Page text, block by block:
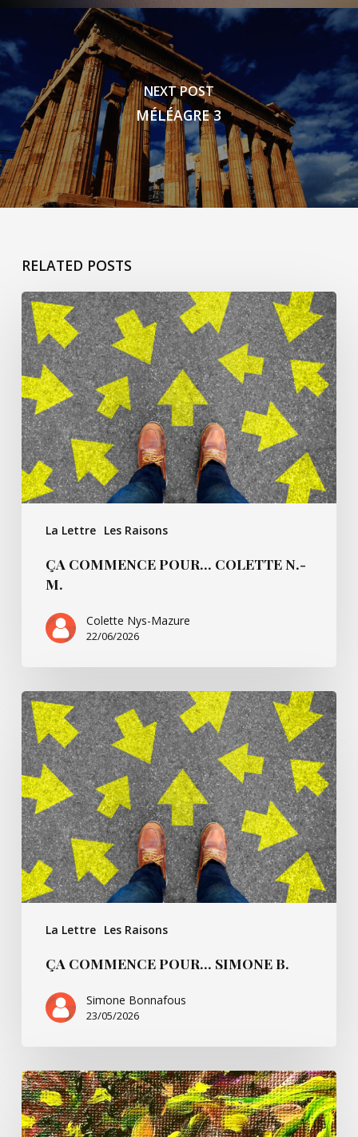
NEXT POST
MÉLÉAGRE 3
RELATED POSTS
La Lettre Les Raisons
Ça
commence
pour…
Colette
N.-
M.
ÇA COMMENCE POUR… COLETTE N.-
M.
Colette Nys-Mazure
22/06/2026
La Lettre Les Raisons
Ça
commence
pour…
Simone
B.
ÇA COMMENCE POUR… SIMONE B.
Simone Bonnafous
23/05/2026
Un
peu
de